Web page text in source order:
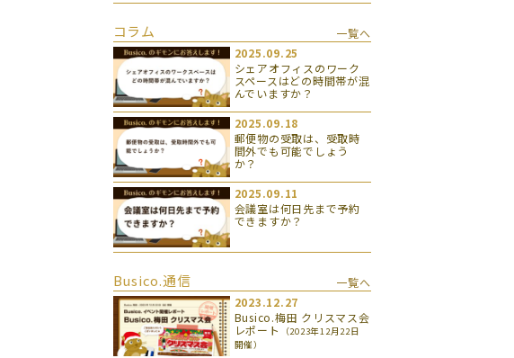
コラム
一覧へ
2025.09.25
シェアオフィスのワーク
スペースはどの時間帯が混
んでいますか？
2025.09.18
郵便物の受取は、受取時
間外でも可能でしょう
か？
2025.09.11
会議室は何日先まで予約
できますか？
Busico.通信
一覧へ
2023.12.27
Busico.梅田 クリスマス会
レポート
（2023年12月22日
開催）